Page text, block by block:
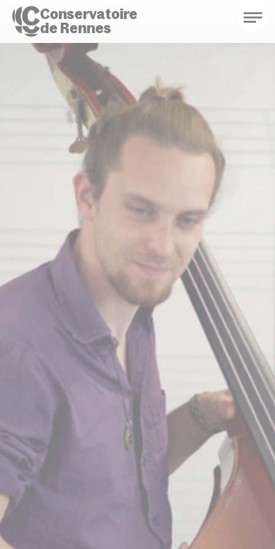
Conservatoire
de Rennes
Conservatoire de Rennes
Enseignements
Saison culturelle
Actions d'éducation
Bibliothèque musicale
Infos pratiques